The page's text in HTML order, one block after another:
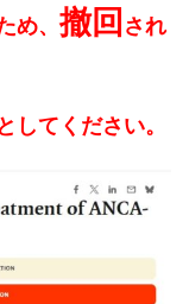
め、撤回 され
してください。